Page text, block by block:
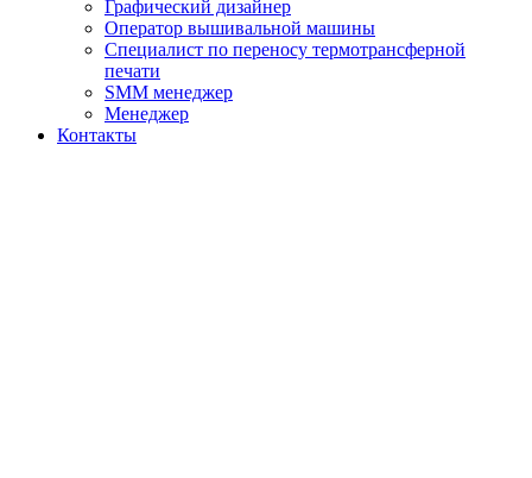
Графический дизайнер
Оператор вышивальной машины
Специалист по переносу термотрансферной
печати
SMM менеджер
Менеджер
Контакты